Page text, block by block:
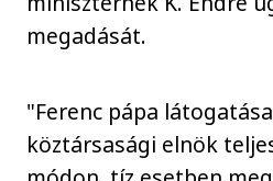
megadását.
"Ferenc pápa
köztársasági elnök